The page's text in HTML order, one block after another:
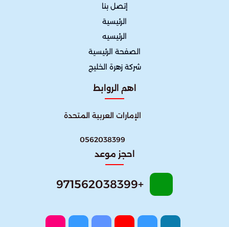
إتصل بنا
الرئيسية
الرئيسيه
الصفحة الرئيسية
شركة زهرة الخليج
اهم الروابط
الإمارات العربية المتحدة
0562038399
احجز موعد
+971562038399